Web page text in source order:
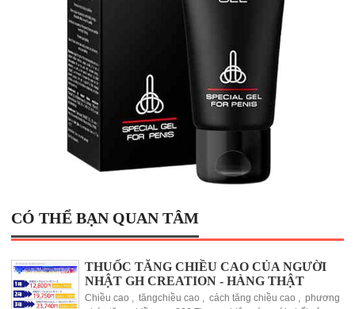
CÓ THỂ BẠN QUAN TÂM
THUỐC TĂNG CHIỀU CAO CỦA NGƯỜI
NHẬT GH CREATION - HÀNG THẬT
Chiều cao , tăngchiều cao , cách tăng chiều cao , phương